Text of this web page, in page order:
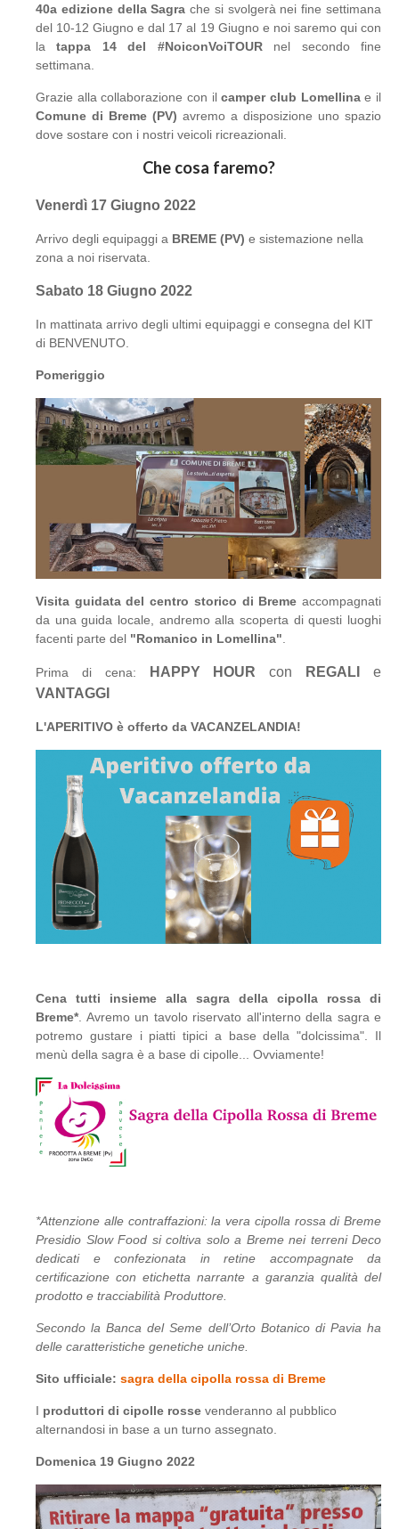
40a edizione della Sagra che si svolgerà nei fine settimana
del 10-12 Giugno e dal 17 al 19 Giugno e noi saremo qui con
latappa 14 del #NoiconVoiTOURnel secondo fine
settimana.
Grazie alla collaborazione con ilcamper club Lomellinae il
Comune di Breme (PV) avremo a disposizione uno spazio
dove sostare con i nostri veicoli ricreazionali.
Che cosa faremo?
Venerdì 17 Giugno 2022
Arrivo degli equipaggi a BREME (PV) e sistemazione nella
zona a noi riservata.
Sabato 18 Giugno 2022
In mattinata arrivo degli ultimi equipaggi e consegna del KIT
di BENVENUTO.
Pomeriggio
Visita guidata del centro storico di Breme accompagnati
da una guida locale, andremo alla scoperta di questi luoghi
facenti parte del "Romanico in Lomellina"
Prima di cena: HAPPY HOURcon REGALI
e
VANTAGGI
L'APERITIVO è offerto da VACANZELANDIA!
Cena tutti insieme alla sagra della cipolla rossa di
Breme*. Avremo un tavolo riservato all'interno della sagra e
potremo gustare i piatti tipici a base della "dolcissima". Il
menù della sagra è a base di cipolle... Ovviamente!
*Attenzione alle contraffazioni: la vera cipolla rossa di Breme
Presidio Slow Food si coltiva solo a Breme nei terreni Deco
dedicati e confezionata in retine accompagnate da
certificazione con etichetta narrante a garanzia qualità del
prodotto e tracciabilità Produttore.
Secondo la Banca del Seme dell’Orto Botanico di Pavia ha
delle caratteristiche genetiche uniche.
Sito ufficiale: sagra della cipolla rossa di Breme
I produttori di cipolle rosse venderanno al pubblico
alternandosi in base a un turno assegnato.
Domenica 19 Giugno 2022